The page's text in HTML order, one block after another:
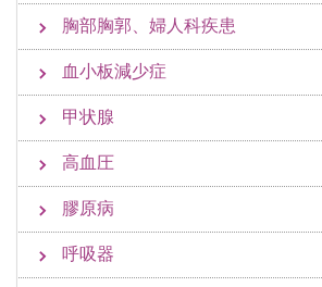
胸部胸郭、婦人科疾患
血小板減少症
甲状腺
高血圧
膠原病
呼吸器